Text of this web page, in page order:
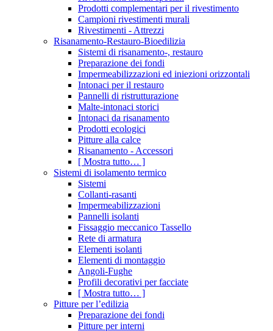
Prodotti complementari per il rivestimento
Campioni rivestimenti murali
Rivestimenti - Attrezzi
Risanamento-Restauro-Bioedilizia
Sistemi di risanamento-, restauro
Preparazione dei fondi
Impermeabilizzazioni ed iniezioni orizzontali
Intonaci per il restauro
Pannelli di ristrutturazione
Malte-intonaci storici
Intonaci da risanamento
Prodotti ecologici
Pitture alla calce
Risanamento - Accessori
[ Mostra tutto… ]
Sistemi di isolamento termico
Sistemi
Collanti-rasanti
Impermeabilizzazioni
Pannelli isolanti
Fissaggio meccanico Tassello
Rete di armatura
Elementi isolanti
Elementi di montaggio
Angoli-Fughe
Profili decorativi per facciate
[ Mostra tutto… ]
Pitture per l’edilizia
Preparazione dei fondi
Pitture per interni